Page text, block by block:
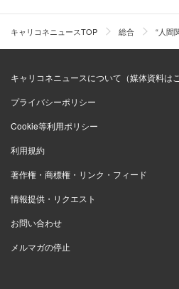
キャリコネニュースTOP 総合 “人間
キャリコネニュースについて（媒体資料は
プライバシーポリシー
Cookie等利用ポリシー
利用規約
著作権・商標権・リンク・フィード
情報提供・リクエスト
お問い合わせ
メルマガの停止